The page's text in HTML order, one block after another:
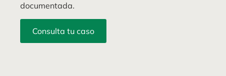
documentada.
Consulta tu caso